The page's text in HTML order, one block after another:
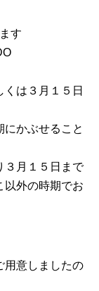
す
くは３月１５日
かぶせること
３月１５日まで
以外の時期でお
用意しましたの